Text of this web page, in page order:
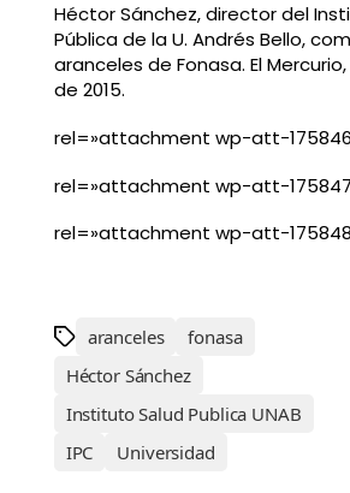
Héctor Sánchez, director del
Pública de la U. Andrés Bello,
aranceles de Fonasa. El
de 2015.
rel=»attachment wp-att-
rel=»attachment wp-att-
rel=»attachment wp-att-
aranceles
fonasa
Héctor Sánchez
Instituto Salud Publica UNAB
IPC
Universidad